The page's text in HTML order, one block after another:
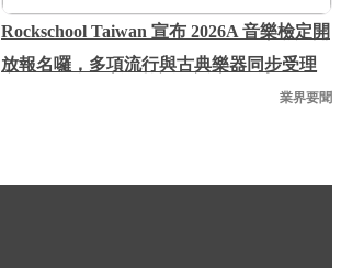
Rockschool Taiwan 宣布 2026A 音樂檢定開
放報名囉，多項流行與古典樂器同步受理
業界要聞